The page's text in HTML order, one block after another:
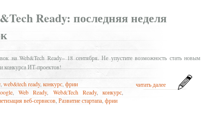
Ready: последняя неделя
на Web&Tech Ready– 18 сентября. Не упустите возможность стать новым
конкурса ИТ-проектов!
, web&tech ready, конкурс фрии
, Web Ready, Web&Tech Ready, конкурс
веб-сервисов Развитие стартапа фрии
читать далее